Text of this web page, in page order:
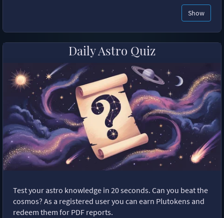
Show
Daily Astro Quiz
Test your astro knowledge in 20 seconds. Can you beat the
cosmos? As a registered user you can earn Plutokens and
redeem them for PDF reports.